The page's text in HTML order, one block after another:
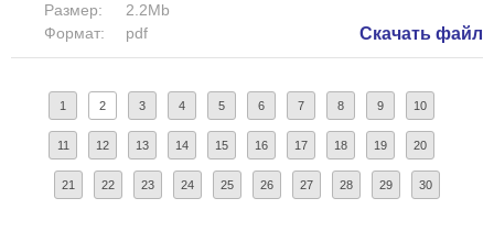
Размер:
2.2Mb
Формат:
pdf Скачать файл
1 2 3 4 5 6 7 8 9 10
11 12 13 14 15 16 17 18 19 20
21 22 23 24 25 26 27 28 29 30